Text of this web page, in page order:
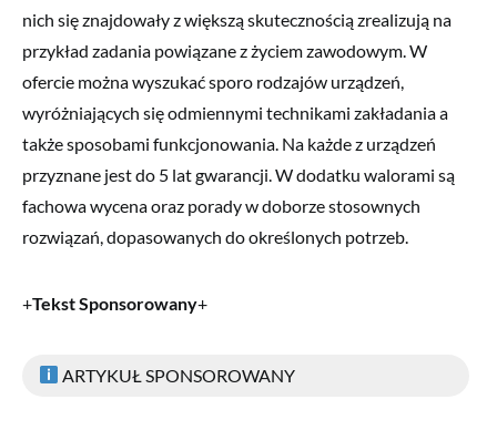
nich się znajdowały z większą skutecznością zrealizują na
przykład zadania powiązane z życiem zawodowym. W
ofercie można wyszukać sporo rodzajów urządzeń,
wyróżniających się odmiennymi technikami zakładania a
także sposobami funkcjonowania. Na każde z urządzeń
przyznane jest do 5 lat gwarancji. W dodatku walorami są
fachowa wycena oraz porady w doborze stosownych
rozwiązań, dopasowanych do określonych potrzeb.
+Tekst Sponsorowany+
ARTYKUŁ SPONSOROWANY